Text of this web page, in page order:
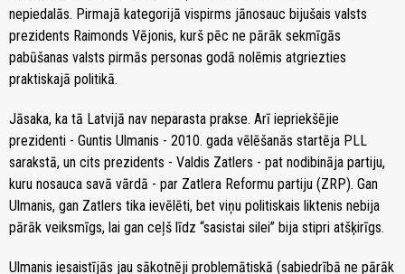
nepiedalās. Pirmajā kategorijā vispirms jānosauc bijušais valsts
prezidents Raimonds Vējonis, kurš pēc ne pārāk sekmīgās
pabūšanas valsts pirmās personas godā nolēmis atgriezties
praktiskajā politikā.
Jāsaka, ka tā Latvijā nav neparasta prakse. Arī iepriekšējie
prezidenti - Guntis Ulmanis - 2010. gada vēlēšanās startēja PLL
sarakstā, un cits prezidents - Valdis Zatlers - pat nodibināja partiju,
kuru nosauca savā vārdā - par Zatlera Reformu partiju (ZRP). Gan
Ulmanis, gan Zatlers tika ievēlēti, bet viņu politiskais liktenis nebija
pārāk veiksmīgs, lai gan ceļš līdz “sasistai silei” bija stipri atšķirīgs.
Ulmanis iesaistījās jau sākotnēji problemātiskā (sabiedrībā ne pārāk